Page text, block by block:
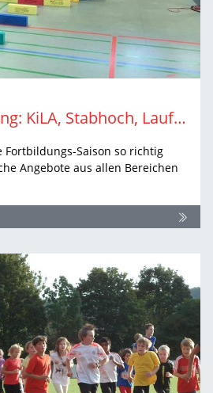
Trainerfortbildung: KiLA, Stabhoch, Laufsport und Langhantel
Saison so richtig
Angebote aus allen Bereichen